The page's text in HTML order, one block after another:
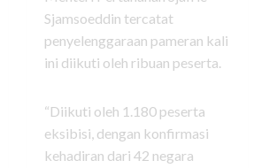
Sjamsoeddin tercatat
penyelenggaraan pameran kali
ini diikuti oleh ribuan peserta.
“Diikuti oleh 1.180 peserta
eksibisi, dengan konfirmasi
kehadiran dari 42 negara